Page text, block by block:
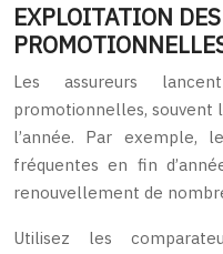
EXPLOITATION
Les assureurs
promotionnelles, souvent
l’année. Par exemple,
fréquentes en fin
renouvellement de
Utilisez les